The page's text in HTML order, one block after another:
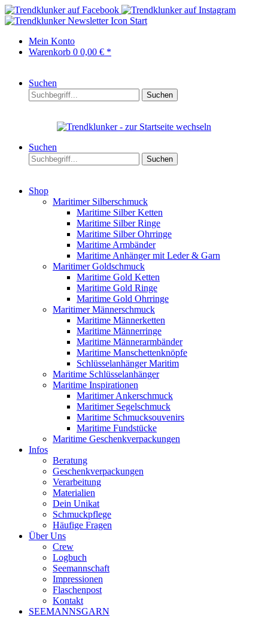
Start
Mein Konto
Warenkorb 0 0,00 € *
Suchen
Suchen
Suchen
Suchen
Shop
Maritimer Silberschmuck
Maritime Silber Ketten
Maritime Silber Ringe
Maritime Silber Ohrringe
Maritime Armbänder
Maritime Anhänger mit Leder & Garn
Maritimer Goldschmuck
Maritime Gold Ketten
Maritime Gold Ringe
Maritime Gold Ohrringe
Maritimer Männerschmuck
Maritime Männerketten
Maritime Männerringe
Maritime Männerarmbänder
Maritime Manschettenknöpfe
Schlüsselanhänger Maritim
Maritime Schlüsselanhänger
Maritime Inspirationen
Maritimer Ankerschmuck
Maritimer Segelschmuck
Maritime Schmucksouvenirs
Maritime Fundstücke
Maritime Geschenkverpackungen
Infos
Beratung
Geschenkverpackungen
Verarbeitung
Materialien
Dein Unikat
Schmuckpflege
Häufige Fragen
Über Uns
Crew
Logbuch
Seemannschaft
Impressionen
Flaschenpost
Kontakt
SEEMANNSGARN